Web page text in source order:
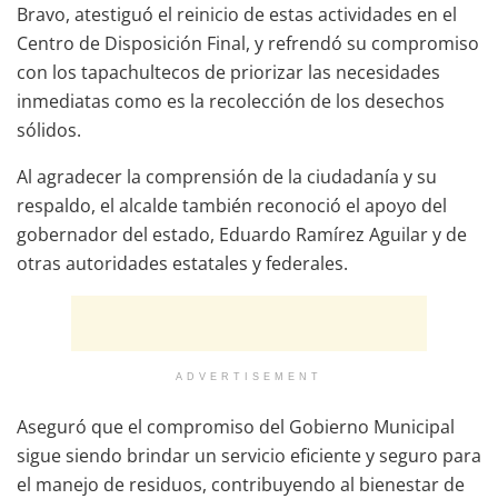
Bravo, atestiguó el reinicio de estas actividades en el
Centro de Disposición Final, y refrendó su compromiso
con los tapachultecos de priorizar las necesidades
inmediatas como es la recolección de los desechos
sólidos.
Al agradecer la comprensión de la ciudadanía y su
respaldo, el alcalde también reconoció el apoyo del
gobernador del estado, Eduardo Ramírez Aguilar y de
otras autoridades estatales y federales.
ADVERTISEMENT
Aseguró que el compromiso del Gobierno Municipal
sigue siendo brindar un servicio eficiente y seguro para
el manejo de residuos, contribuyendo al bienestar de